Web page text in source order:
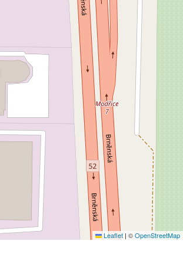
Leaflet | ©OpenStreetMap